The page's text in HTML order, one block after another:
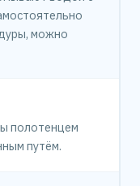
можно
полотенцем
путём.